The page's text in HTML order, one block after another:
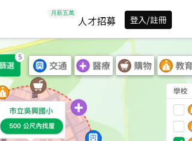
人才招募 登入/註冊